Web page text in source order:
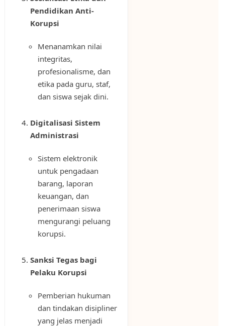
Pendidikan Anti-
Korupsi
Menanamkan nilai
integritas,
profesionalisme, dan
etika pada guru, staf,
dan siswa sejak dini.
Digitalisasi Sistem
Administrasi
Sistem elektronik
untuk pengadaan
barang, laporan
keuangan, dan
penerimaan siswa
mengurangi peluang
korupsi.
Sanksi Tegas bagi
Pelaku Korupsi
Pemberian hukuman
dan tindakan disipliner
yang jelas menjadi